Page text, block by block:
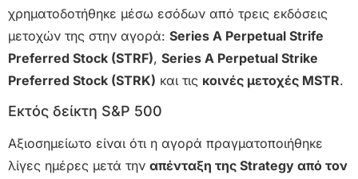
χρηματοδοτήθηκε μέσω εσόδων από τρεις εκδόσεις
μετοχών της στην αγορά: Series A Perpetual Strife
Preferred Stock (STRF), Series A Perpetual Strike
Preferred Stock (STRK) και τις κοινές μετοχές MSTR.
Εκτός δείκτη S&P 500
Αξιοσημείωτο είναι ότι η αγορά πραγματοποιήθηκε
λίγες ημέρες μετά την απένταξη της Strategy από τον